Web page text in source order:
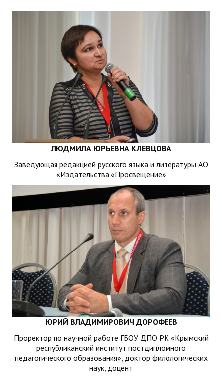
ЛЮДМИЛА ЮРЬЕВНА КЛЕВЦОВА
Заведующая редакцией русского языка и литературы АО
«Издательства «Просвещение»
ЮРИЙ ВЛАДИМИРОВИЧ ДОРОФЕЕВ
Проректор по научной работе ГБОУ ДПО РК «Крымский
республиканский институт постдипломного
педагогического образования», доктор филологических
наук, доцент